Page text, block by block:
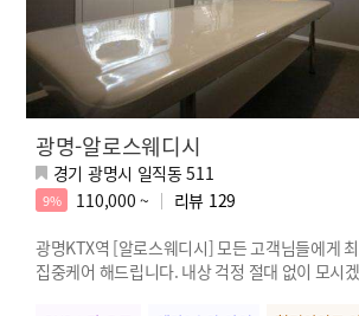
광명-알로스웨디시
경기 광명시 일직동 511
9% 110,000 ~ 리뷰 129
광명KTX역 [알로스웨디시] 모든 고객님들에게
집중케어 해드립니다. 내상 걱정 절대 없이 모시